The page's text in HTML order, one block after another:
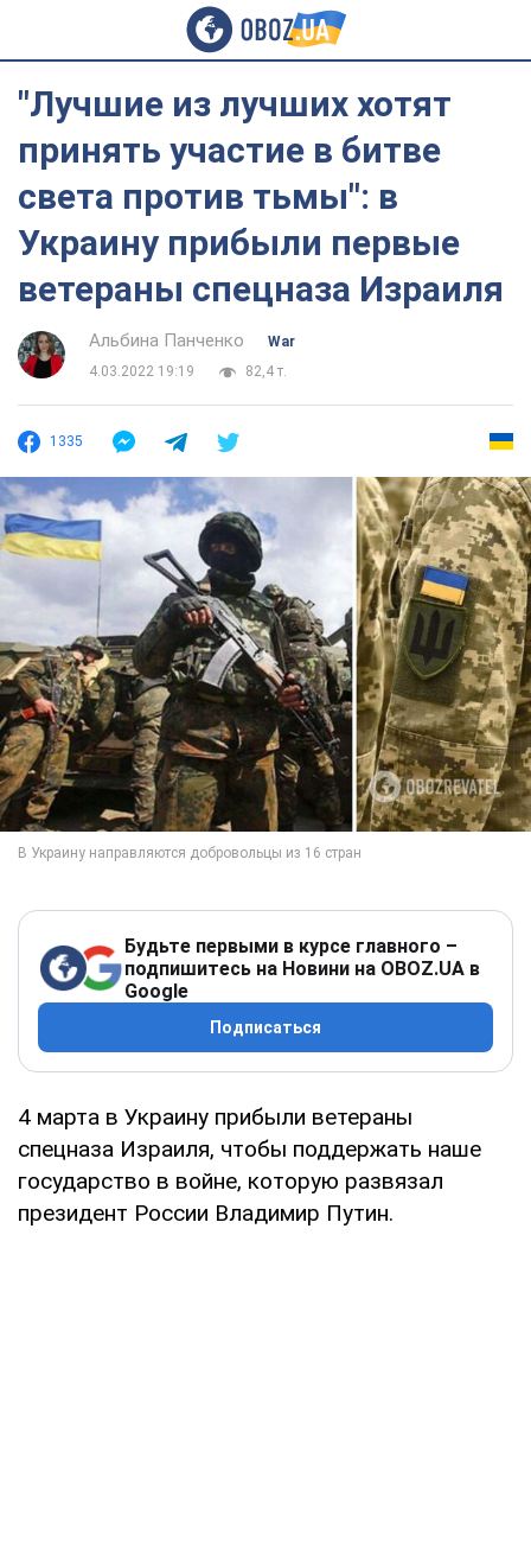
"Лучшие из лучших хотят
принять участие в битве
света против тьмы": в
Украину прибыли первые
ветераны спецназа Израиля
Альбина Панченко
War
4.03.2022 19:19
82,4 т.
1335
Будьте первыми в курсе главного –
подпишитесь на Новини на OBOZ.UA в
Google
Подписаться
4 марта в Украину прибыли ветераны
спецназа Израиля, чтобы поддержать наше
государство в войне, которую развязал
президент России Владимир Путин.